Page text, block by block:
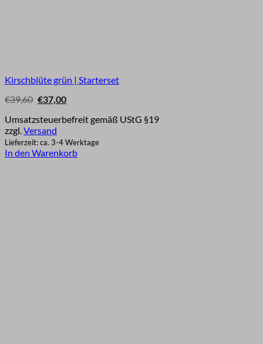
Kirschblüte grün | Starterset
€39,60 Ursprünglicher
Preis
war:
€39,60
€37,00Aktueller
Preis
ist:
€37,00.
Umsatzsteuerbefreit gemäß UStG §19
zzgl.Versand
Lieferzeit: ca. 3-4 Werktage
In den Warenkorb